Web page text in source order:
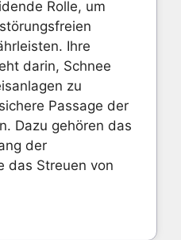
Rolle, um
Ihre
darin, Schnee
zu
Passage der
Dazu gehören das
der
das Streuen von